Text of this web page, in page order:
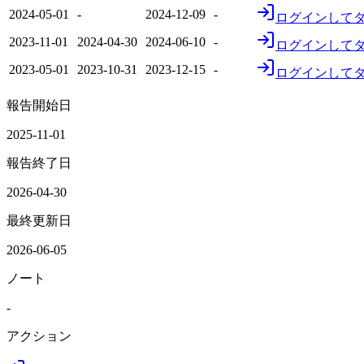
2024-05-01
- 2024-12-09 -
ログインして
2023-11-01
2024-04-30 2024-06-10 -
ログインして
2023-05-01
2023-10-31 2023-12-15 - ログインして
報告開始日
2025-11-01
報告終了日
2026-04-30
最終更新日
2026-06-05
ノート
-
アクション